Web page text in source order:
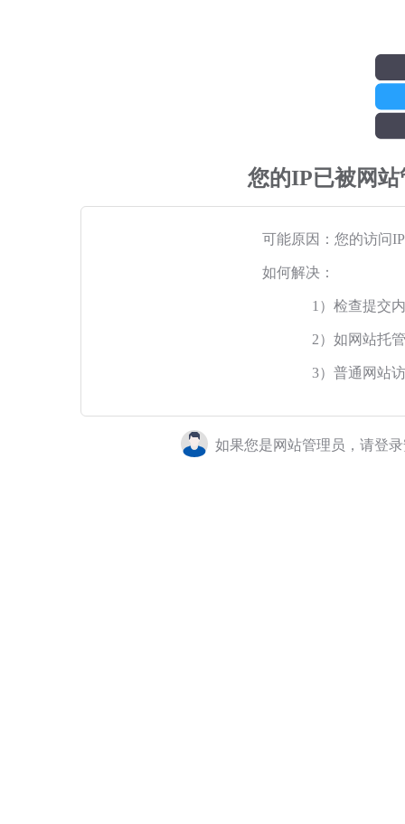
您的IP已被网
可能原因：您的访问
如何解决：
1）检查提交
2）如网站托
3）普通网站
如果您是网站管理员，请登